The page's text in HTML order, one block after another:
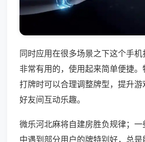
同时应用在很多场景之下这个手
非常有用的，使用起来简单便捷
打牌时可以合理调整牌型，提升
好友间互动乐趣。
微乐河北麻将自建房胜负规律；
中遇到部分用户的牌特别好，总